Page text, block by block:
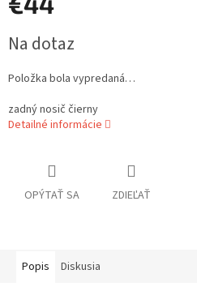
cena:
Na dotaz
Položka bola vypredaná…
zadný nosič čierny
Detailné informácie
OPÝTAŤ SA ZDIEĽAŤ
Popis Diskusia